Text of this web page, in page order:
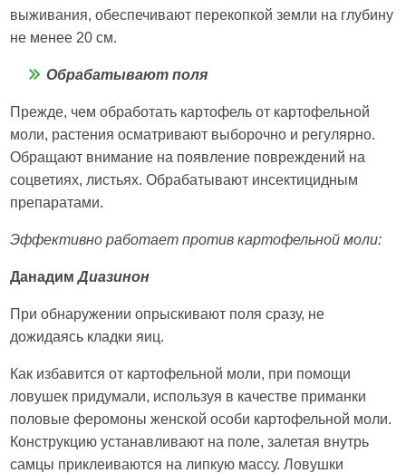
выживания, обеспечивают перекопкой земли на глубину
не менее 20 см.
Обрабатывают поля
Прежде, чем обработать картофель от картофельной
моли, растения осматривают выборочно и регулярно.
Обращают внимание на появление повреждений на
соцветиях, листьях. Обрабатывают инсектицидным
препаратами.
Эффективно работает против картофельной моли:
ДанадимДиазинон
При обнаружении опрыскивают поля сразу, не
дожидаясь кладки яиц.
Как избавится от картофельной моли, при помощи
ловушек придумали, используя в качестве приманки
половые феромоны женской особи картофельной моли.
Конструкцию устанавливают на поле, залетая внутрь
самцы приклеиваются на липкую массу. Ловушки